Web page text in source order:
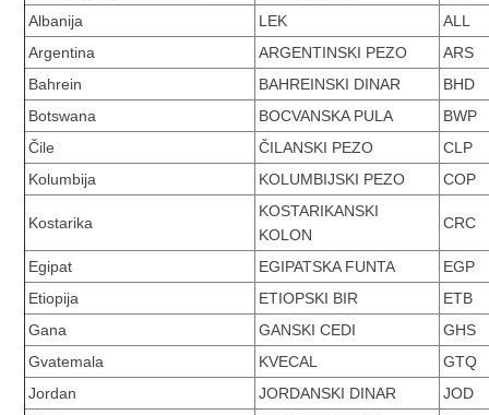
Albanija
LEK
ALL
Argentina
ARGENTINSKI PEZO
ARS
Bahrein
BAHREINSKI DINAR
BHD
Botswana
BOCVANSKA PULA
BWP
Čile
ČILANSKI PEZO
CLP
Kolumbija
KOLUMBIJSKI PEZO COP
Kostarika
KOSTARIKANSKI
KOLON
CRC
Egipat EGIPATSKA FUNTA
EGP
Etiopija
ETIOPSKI BIR
ETB
Gana
GANSKI CEDI
GHS
Gvatemala
KVECAL
GTQ
Jordan
JORDANSKI DINAR
JOD